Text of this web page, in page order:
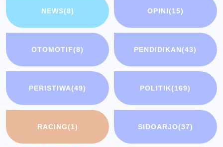
NEWS(8) OPINI(15)
OTOMOTIF(8) PENDIDIKAN(43)
PERISTIWA(49) POLITIK(169)
RACING(1) SIDOARJO(37)